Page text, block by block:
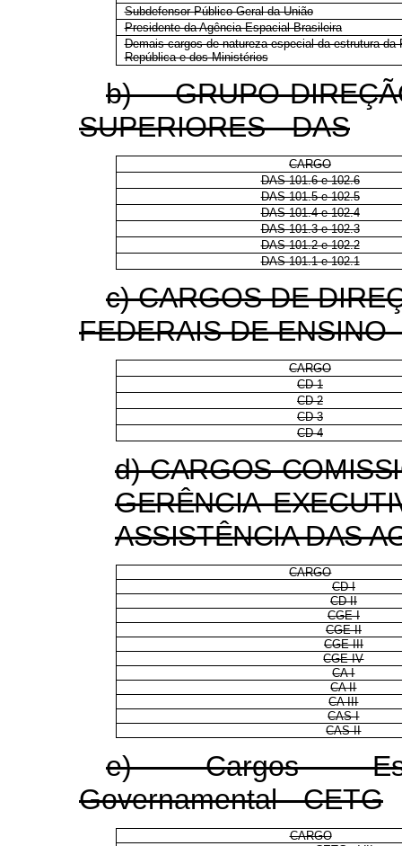
Subdefensor Público Geral da União
Presidente da Agência Espacial Brasileira
Demais cargos de natureza especial da estrutura da
República e dos Ministérios
b) GRUPO-
SUPERIORES - DAS
CARGO
DAS 101.6 e 102.6
DAS 101.5 e 102.5
DAS 101.4 e 102.4
DAS 101.3 e 102.3
DAS 101.2 e 102.2
DAS 101.1 e 102.1
c) CARGOS DE
FEDERAIS DE ENSINO
CARGO
CD-1
CD-2
CD-3
CD-4
d) CARGOS
GERÊNCIA
ASSISTÊNCIA DAS
CARGO
CD I
CD II
CGE I
CGE II
CGE III
CGE IV
CA I
CA II
CA III
CAS I
CAS II
e) Cargos
Governamental - CETG
CARGO